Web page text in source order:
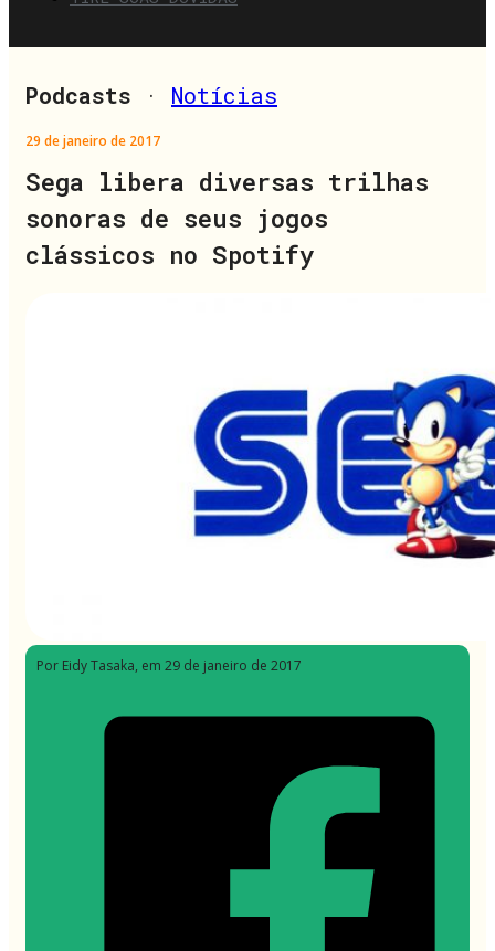
Podcasts · Notícias
29 de janeiro de 2017
Sega libera diversas trilhas
sonoras de seus jogos
clássicos no Spotify
Por Eidy Tasaka, em 29 de janeiro de 2017